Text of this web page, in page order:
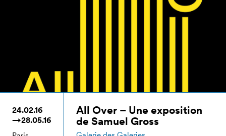
24.02.16
→28.05.16
All Over – Une exposition
de Samuel Gross